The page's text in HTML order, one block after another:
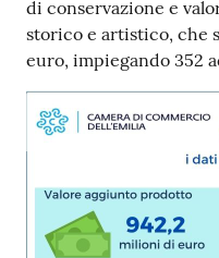
di conservazione e
storico e artistico, che
euro, impiegando 352